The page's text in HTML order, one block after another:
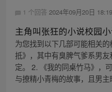
1 个回答 2024年09月20日 18:19
主角叫张狂的小说校园
为您找到以下几部可能相关
抵》，其中有臭脾气爹系男
定。 2. 《我的同桌竹马》，
与撩精小青梅的故事，且男